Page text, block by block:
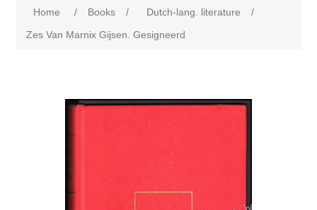
Home / Books / Dutch-lang. literature
/
Zes Van Marnix Gijsen. Gesigneerd